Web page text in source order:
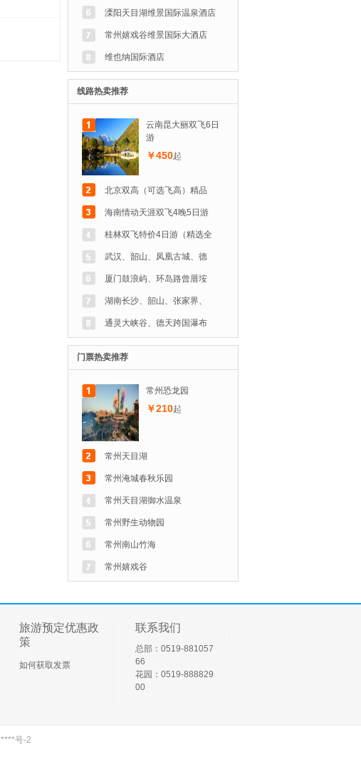
溧阳天目湖维景国际温泉酒店
常州嬉戏谷维景国际大酒店
维也纳国际酒店
线路热卖推荐
云南昆大丽双飞6日
游
￥450起
北京双高（可选飞高）精品
海南情动天涯双飞4晚5日游
桂林双飞特价4日游（精选全
武汉、韶山、凤凰古城、德
厦门鼓浪屿、环岛路曾厝垵
湖南长沙、韶山、张家界、
通灵大峡谷、德天跨国瀑布
门票热卖推荐
常州恐龙园
￥210起
常州天目湖
常州淹城春秋乐园
常州天目湖御水温泉
常州野生动物园
常州南山竹海
常州嬉戏谷
旅游预定优惠政
策
如何获取发票
联系我们
总部：0519-881057
66
花园：0519-888829
00
号-2